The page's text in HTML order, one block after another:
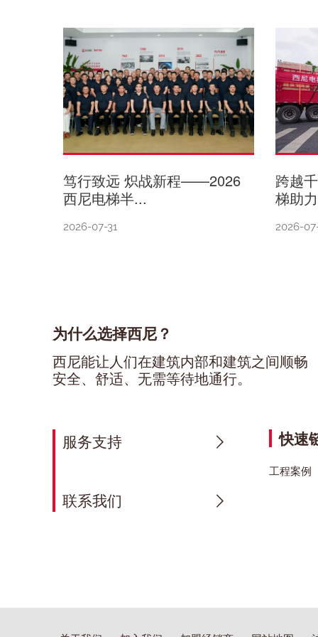
笃行致远 炽战新程——2026
西尼电梯半...
2026-07-31
跨越
梯助
2026-
为什么选择西尼？
西尼能让人们在建筑内部和建筑之间顺畅
安全、舒适、无需等待地通行。
服务支持
联系我们
快速
工程案例